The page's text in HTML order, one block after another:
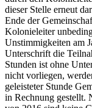
dieser Stelle erneut
Ende der
Kolonieleiter
Unstimmigkeiten am
Unterschrift die
Stunden ist ohne
nicht vorliegen,
geleisteter Stunde
in Rechnung gestellt.